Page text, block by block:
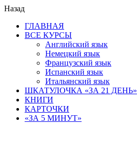
Назад
ГЛАВНАЯ
ВСЕ КУРСЫ
Английский язык
Немецкий язык
Французский язык
Испанский язык
Итальянский язык
ШКАТУЛОЧКА «ЗА 21 ДЕНЬ»
КНИГИ
КАРТОЧКИ
«ЗА 5 МИНУТ»